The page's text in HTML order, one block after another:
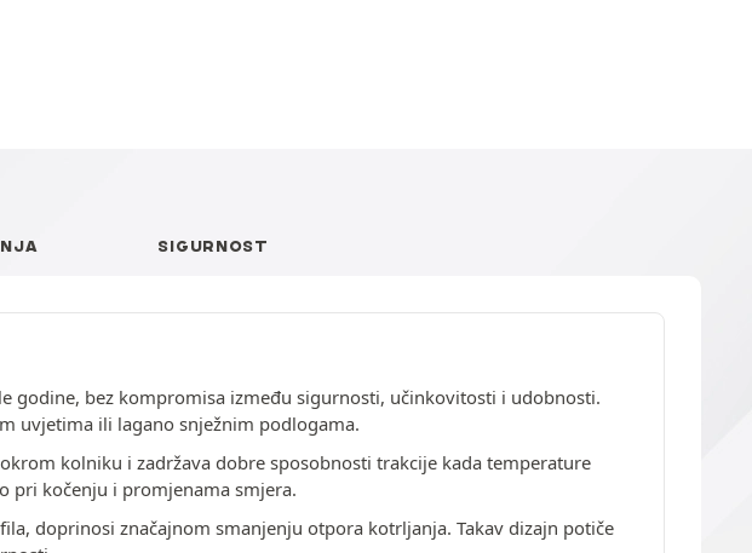
SIGURNOST
godine, bez kompromisa između sigurnosti, učinkovitosti i udobnosti.
uvjetima ili lagano snježnim podlogama.
kolniku i zadržava dobre sposobnosti trakcije kada temperature
pri kočenju i promjenama smjera.
doprinosi značajnom smanjenju otpora kotrljanja. Takav dizajn potiče